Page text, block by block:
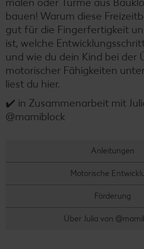
bauen! Warum diese
gut für die Fingerfertigkeit
ist, welche
und wie du dein Kind bei der
motorischer Fähigkeiten
liest du hier.
✔️ in Zusammenarbeit mit
@mamiblock
Anleitungen
Motorische
Förderung
Über Julia von